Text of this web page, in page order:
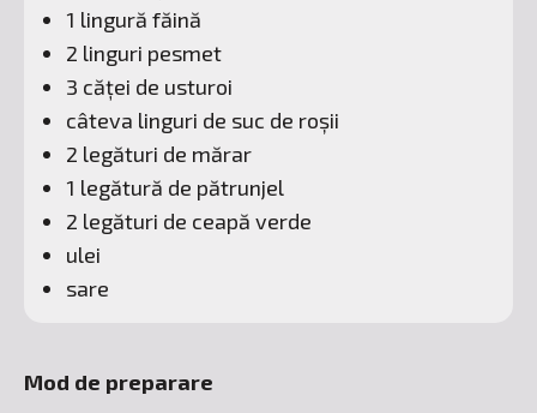
1 lingură făină
2 linguri pesmet
3 căței de usturoi
câteva linguri de suc de roșii
2 legături de mărar
1 legătură de pătrunjel
2 legături de ceapă verde
ulei
sare
Mod de preparare